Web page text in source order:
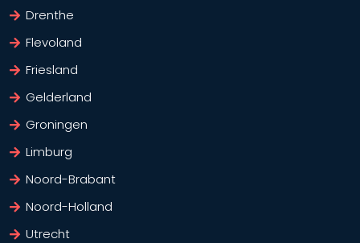
Drenthe
Flevoland
Friesland
Gelderland
Groningen
Limburg
Noord-Brabant
Noord-Holland
Utrecht